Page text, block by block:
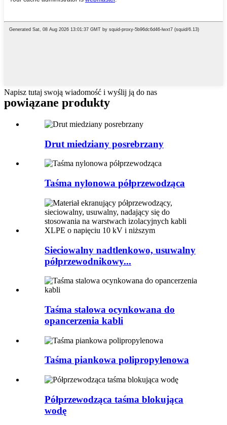
Napisz tutaj swoją wiadomość i wyślij ją do nas
powiązane produkty
Drut miedziany posrebrzany
Taśma nylonowa półprzewodząca
Sieciowalny nadtlenkowo, usuwalny
półprzewodnikowy...
Taśma stalowa ocynkowana do
opancerzenia kabli
Taśma piankowa polipropylenowa
Półprzewodząca taśma blokująca
wodę